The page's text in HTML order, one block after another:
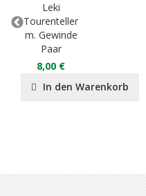
Leki
Tourenteller
m. Gewinde
Paar
8,00 €
In den Warenkorb